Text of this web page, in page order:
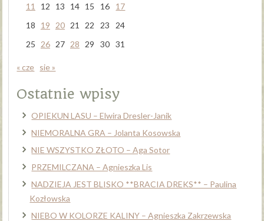
11
12 13 14 15 16
17
18
19 20 21 22 23
24
25
26 27 28 29 30 31
« cze sie »
Ostatnie wpisy
OPIEKUN LASU – Elwira Dresler-Janik
NIEMORALNA GRA – Jolanta Kosowska
NIE WSZYSTKO ZŁOTO – Aga Sotor
PRZEMILCZANA – Agnieszka Lis
NADZIEJA JEST BLISKO **BRACIA DREKS** – Paulina
Kozłowska
NIEBO W KOLORZE KALINY – Agnieszka Zakrzewska